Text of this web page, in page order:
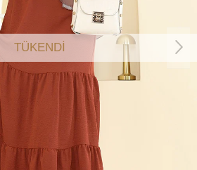
TÜKENDİ